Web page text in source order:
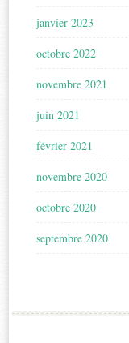
janvier 2023
octobre 2022
novembre 2021
juin 2021
février 2021
novembre 2020
octobre 2020
septembre 2020